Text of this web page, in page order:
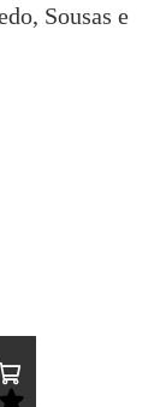
Sousas e